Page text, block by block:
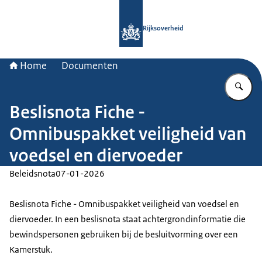
Rijksoverheid
Home Documenten
Beslisnota Fiche -
Omnibuspakket veiligheid van
voedsel en diervoeder
Beleidsnota07-01-2026
Beslisnota Fiche - Omnibuspakket veiligheid van voedsel en
diervoeder. In een beslisnota staat achtergrondinformatie die
bewindspersonen gebruiken bij de besluitvorming over een
Kamerstuk.